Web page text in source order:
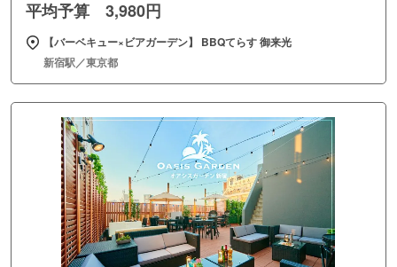
平均予算 3,980円
【バーベキュー×ビアガーデン】 BBQてらす 御来光
新宿駅／東京都